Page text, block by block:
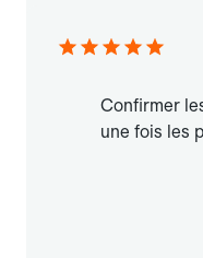
Confirmer
une fois les